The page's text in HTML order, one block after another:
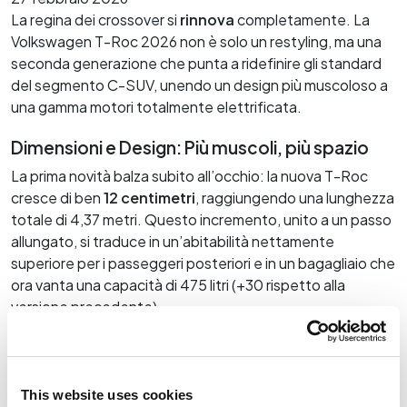
This website uses cookies
K-Motor Brunico
Kia nuovo
Kia usato
Valuta il tuo usato
Finanziamento
Assicurazioni
Outdoor Shop
Area B2B
Prenota tagliando
Ruote e pneumatici
Express Service
Ricambi e accessori
Carrozzeria
Servizio pre-revisione
Service Plus
Reach
La regina dei crossover si rinnovacompletamente. La
Volkswagen T-Roc 2026 non è solo un restyling, ma una
seconda generazione che punta a ridefinire gli standard
del segmento C-SUV, unendo un design più muscoloso a
una gamma motori totalmente elettrificata.
Dimensioni e Design: Più muscoli, più spazio
La prima novità balza subito all’occhio: la nuova T-Roc
cresce di ben12 centimetri, raggiungendo una lunghezza
totale di 4,37 metri. Questo incremento, unito a un passo
allungato, si traduce in un’abitabilità nettamente
superiore per i passeggeri posteriori e in un bagagliaio che
ora vanta una capacità di 475 litri (+30 rispetto alla
versione precedente).
Frontale: Nuova firma luminosa con tecnologia
Posteriore: Gruppi ottici 3D uniti da una fascia luminosa